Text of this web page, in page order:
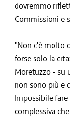
dovremmo
Commissioni e
"Non c'è molto
forse solo la
Moretuzzo - su
non sono più e
Impossibile
complessiva